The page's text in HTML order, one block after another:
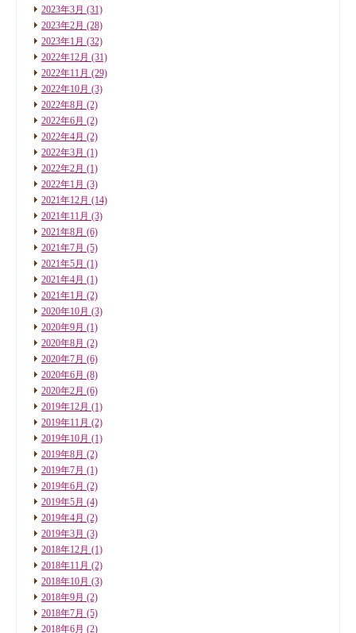
2023年3月 (31)
2023年2月 (28)
2023年1月 (32)
2022年12月 (31)
2022年11月 (29)
2022年10月 (3)
2022年8月 (2)
2022年6月 (2)
2022年4月 (2)
2022年3月 (1)
2022年2月 (1)
2022年1月 (3)
2021年12月 (14)
2021年11月 (3)
2021年8月 (6)
2021年7月 (5)
2021年5月 (1)
2021年4月 (1)
2021年1月 (2)
2020年10月 (3)
2020年9月 (1)
2020年8月 (2)
2020年7月 (6)
2020年6月 (8)
2020年2月 (6)
2019年12月 (1)
2019年11月 (2)
2019年10月 (1)
2019年8月 (2)
2019年7月 (1)
2019年6月 (2)
2019年5月 (4)
2019年4月 (2)
2019年3月 (3)
2018年12月 (1)
2018年11月 (2)
2018年10月 (3)
2018年9月 (2)
2018年7月 (5)
2018年6月 (2)